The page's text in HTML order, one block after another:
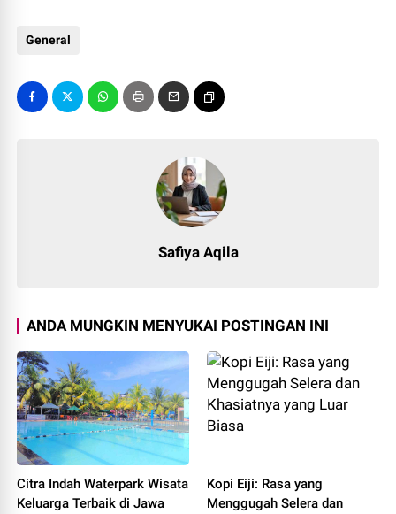
General
Safiya Aqila
ANDA MUNGKIN MENYUKAI POSTINGAN INI
Citra Indah Waterpark Wisata
Keluarga Terbaik di Jawa
Kopi Eiji: Rasa yang
Menggugah Selera dan